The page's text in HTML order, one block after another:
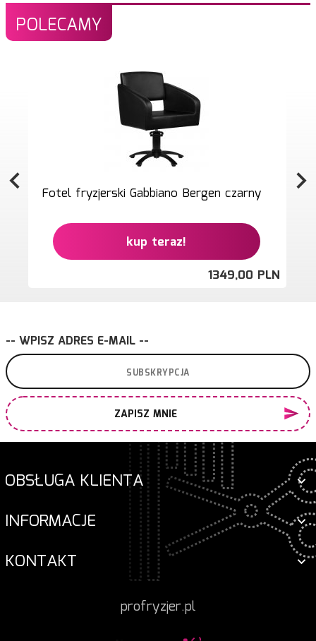
POLECAMY
Fotel fryzjerski Gabbiano Bergen czarny
kup teraz!
1349,00 PLN
-- WPISZ ADRES E-MAIL --
ZAPISZ MNIE
OBSŁUGA KLIENTA
INFORMACJE
KONTAKT
profryzjer.pl